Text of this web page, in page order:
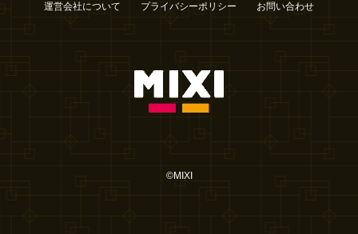
運営会社について プライバシーポリシー お問い合わせ
©MIXI